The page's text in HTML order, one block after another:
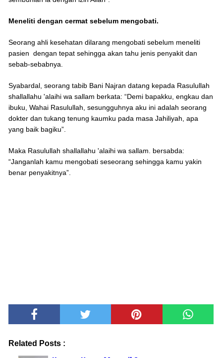
Meneliti dengan cermat sebelum mengobati.
Seorang ahli kesehatan dilarang mengobati sebelum meneliti
pasien dengan tepat sehingga akan tahu jenis penyakit dan
sebab-sebabnya.
Syabardal, seorang tabib Bani Najran datang kepada Rasulullah
shallallahu 'alaihi wa sallam berkata: “Demi bapakku, engkau dan
ibuku, Wahai Rasulullah, sesungguhnya aku ini adalah seorang
dokter dan tukang tenung kaumku pada masa Jahiliyah, apa
yang baik bagiku”.
Maka Rasulullah shallallahu 'alaihi wa sallam. bersabda:
“Janganlah kamu mengobati seseorang sehingga kamu yakin
benar penyakitnya”.
Related Posts :